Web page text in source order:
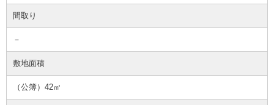
間取り
－
敷地面積
（公簿）42㎡